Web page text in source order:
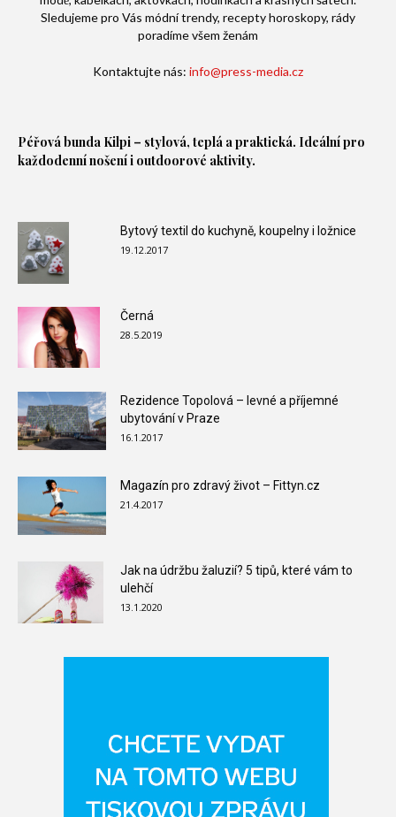
Sledujeme pro Vás módní trendy, recepty horoskopy, rády
poradíme všem ženám
Kontaktujte nás: info@press-media.cz
Péřová bunda Kilpi – stylová, teplá a praktická. Ideální pro
každodenní nošení i outdoorové aktivity.
Bytový textil do kuchyně, koupelny i ložnice
19.12.2017
Černá
28.5.2019
Rezidence Topolová – levné a příjemné
ubytování v Praze
16.1.2017
Magazín pro zdravý život – Fittyn.cz
21.4.2017
Jak na údržbu žaluzií? 5 tipů, které vám to
ulehčí
13.1.2020